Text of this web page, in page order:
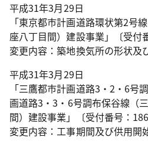
平成31年3月29日
「東京都市計画道路環状第2号
座八丁目間）建設事業」〔受付
変更内容：築地換気所の形状及
平成31年3月29日
「三鷹都市計画道路3・2・6
画道路3・3・6号調布保谷線（
間）建設事業」〔受付番号：186
変更内容：工事期間及び供用開